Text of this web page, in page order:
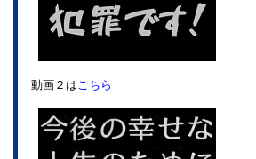
動画２はこちら